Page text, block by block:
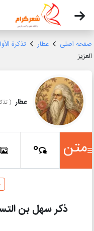
صفحه اصلی عطار تذکرة
العزیز
عطار (
متن 0
ذکر سهل بن